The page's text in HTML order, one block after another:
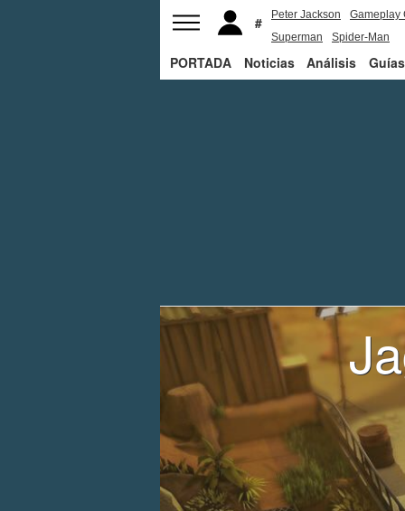
Peter Jackson
Gameplay
Superman
Spider-Man
PORTADA Noticias Análisis Guías